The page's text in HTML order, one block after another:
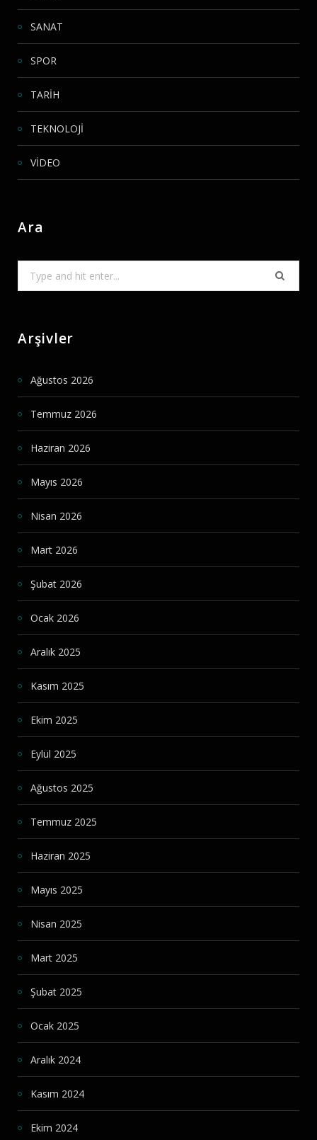
SANAT
SPOR
TARİH
TEKNOLOJİ
VİDEO
Ara
Arşivler
Ağustos 2026
Temmuz 2026
Haziran 2026
Mayıs 2026
Nisan 2026
Mart 2026
Şubat 2026
Ocak 2026
Aralık 2025
Kasım 2025
Ekim 2025
Eylül 2025
Ağustos 2025
Temmuz 2025
Haziran 2025
Mayıs 2025
Nisan 2025
Mart 2025
Şubat 2025
Ocak 2025
Aralık 2024
Kasım 2024
Ekim 2024